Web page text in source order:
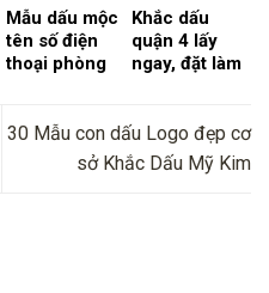
Mẫu dấu mộc
tên số điện
thoại phòng
sales
Khắc dấu
quận 4 lấy
ngay, đặt làm
Online
30 Mẫu con dấu Logo đẹp cơ
sở Khắc Dấu Mỹ Kim